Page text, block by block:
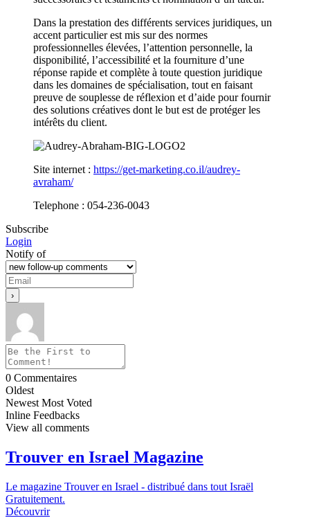
Dans la prestation des différents services juridiques, un
accent particulier est mis sur des normes
professionnelles élevées, l’attention personnelle, la
disponibilité, l’accessibilité et la fourniture d’une
réponse rapide et complète à toute question juridique
dans les domaines de spécialisation, tout en faisant
preuve de souplesse de réflexion et d’aide pour fournir
des solutions créatives dont le but est de protéger les
intérêts du client.
Site internet : https://get-marketing.co.il/audrey-
avraham/
Telephone : 054-236-0043
Subscribe
Login
Notify of
0 Commentaires
Oldest
Newest Most Voted
Inline Feedbacks
View all comments
Trouver en Israel Magazine
Le magazine Trouver en Israel - distribué dans tout Israël
Gratuitement.
Découvrir